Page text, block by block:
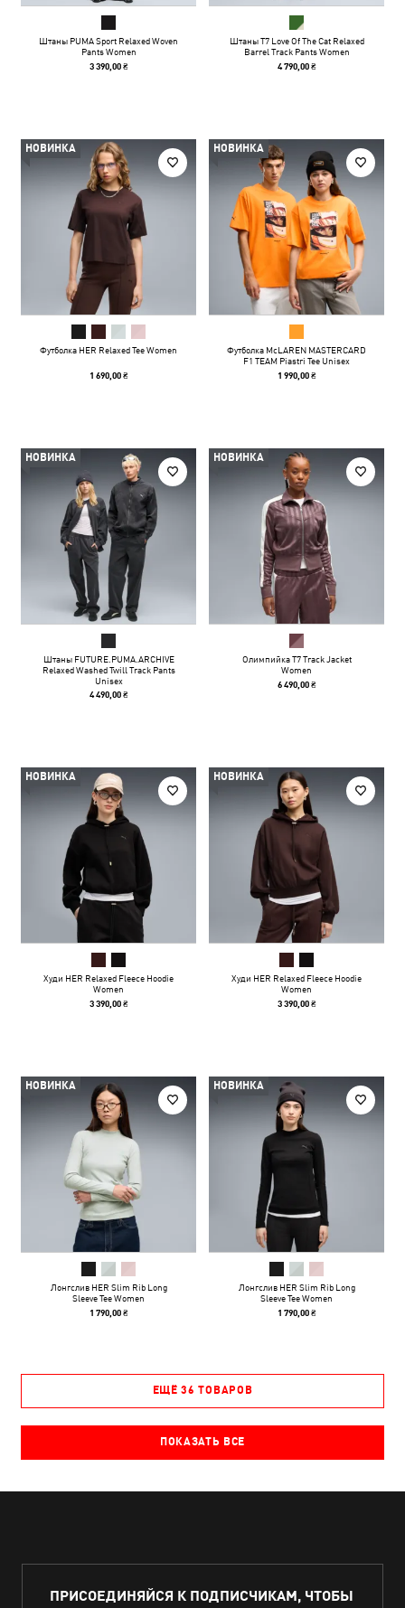
Штаны PUMA Sport Relaxed Woven
Pants Women
3 390,00 ₴
Штаны T7 Love Of The Cat Relaxed
Barrel Track Pants Women
4 790,00 ₴
НОВИНКА
Футболка HER Relaxed Tee Women
1 690,00 ₴
НОВИНКА
Футболка McLAREN MASTERCARD
F1 TEAM Piastri Tee Unisex
1 990,00 ₴
НОВИНКА
Штаны FUTURE.PUMA.ARCHIVE
Relaxed Washed Twill Track Pants
Unisex
4 490,00 ₴
НОВИНКА
Олимпийка T7 Track Jacket
Women
6 490,00 ₴
НОВИНКА
Худи HER Relaxed Fleece Hoodie
Women
3 390,00 ₴
НОВИНКА
Худи HER Relaxed Fleece Hoodie
Women
3 390,00 ₴
НОВИНКА
Лонгслив HER Slim Rib Long
Sleeve Tee Women
1 790,00 ₴
НОВИНКА
Лонгслив HER Slim Rib Long
Sleeve Tee Women
1 790,00 ₴
ЕЩЁ 36 ТОВАРОВ
ПОКАЗАТЬ ВСЕ
ПРИСОЕДИНЯЙСЯ К ПОДПИСЧИКАМ, ЧТОБЫ